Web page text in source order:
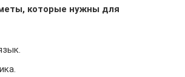
которые нужны для